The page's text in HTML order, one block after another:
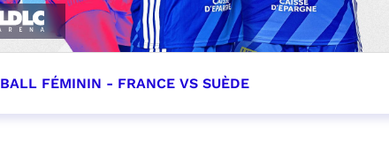
FÉMININ - FRANCE VS SUÈDE